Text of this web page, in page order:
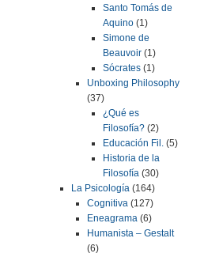
Santo Tomás de
Aquino (1)
Simone de
Beauvoir (1)
Sócrates (1)
Unboxing Philosophy
(37)
¿Qué es
Filosofía? (2)
Educación Fil. (5)
Historia de la
Filosofía (30)
La Psicología (164)
Cognitiva (127)
Eneagrama (6)
Humanista – Gestalt
(6)